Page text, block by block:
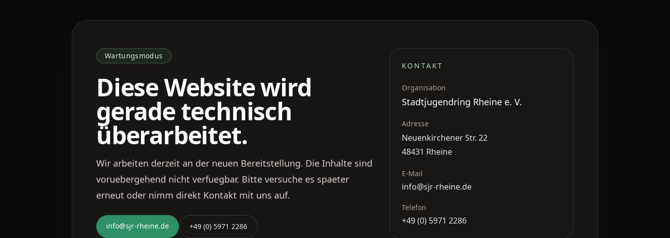
Wartungsmodus
Diese Website wird
gerade technisch
überarbeitet.
Wir arbeiten derzeit an der neuen Bereitstellung. Die Inhalte sind
voruebergehend nicht verfuegbar. Bitte versuche es spaeter
erneut oder nimm direkt Kontakt mit uns auf.
info@sjr-rheine.de +49 (0) 5971 2286
KONTAKT
Organisation
Stadtjugendring Rheine e. V.
Adresse
Neuenkirchener Str. 22
48431 Rheine
E-Mail
info@sjr-rheine.de
Telefon
+49 (0) 5971 2286